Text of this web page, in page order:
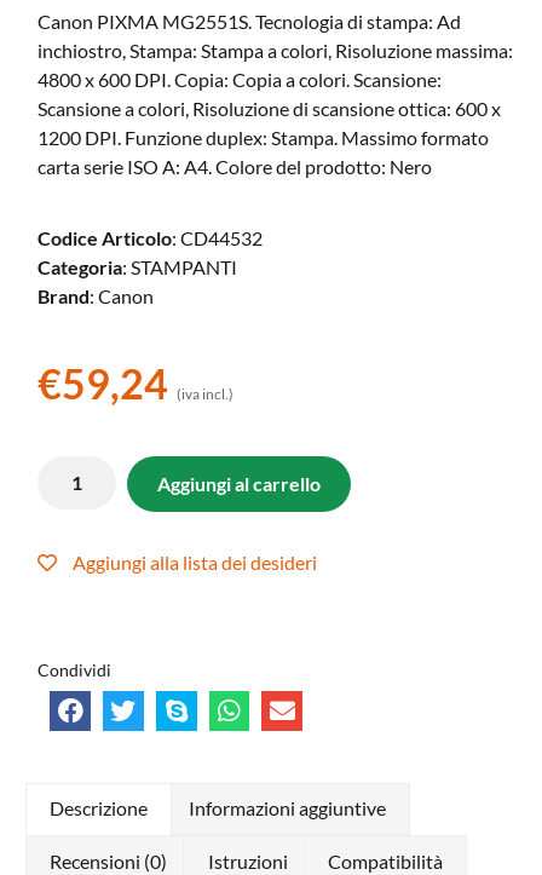
Canon PIXMA MG2551S. Tecnologia di stampa: Ad
inchiostro, Stampa: Stampa a colori, Risoluzione massima:
4800 x 600 DPI. Copia: Copia a colori. Scansione:
Scansione a colori, Risoluzione di scansione ottica: 600 x
1200 DPI. Funzione duplex: Stampa. Massimo formato
carta serie ISO A: A4. Colore del prodotto: Nero
Codice Articolo: CD44532
Categoria: STAMPANTI
Brand: Canon
€59,24 (iva incl.)
Aggiungi al carrello
Aggiungi alla lista dei desideri
Condividi
Descrizione Informazioni aggiuntive
Recensioni (0) Istruzioni Compatibilità